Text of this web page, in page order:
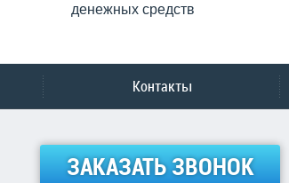
денежных средств
Контакты
ЗАКАЗАТЬ ЗВОНОК